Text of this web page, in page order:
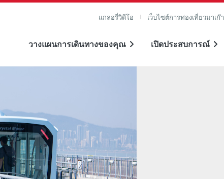
แกลอรี่วิดีโอ เว็บไซต์การท่องเที่ยวมาเก๊า
วางแผนการเดินทางของคุณ เปิดประสบการณ์